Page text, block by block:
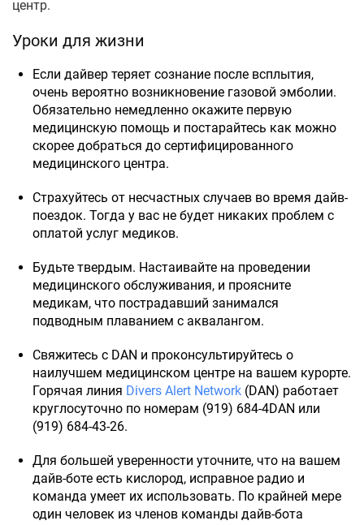
центр.
Уроки для жизни
Если дайвер теряет сознание после всплытия,
очень вероятно возникновение газовой эмболии.
Обязательно немедленно окажите первую
медицинскую помощь и постарайтесь как можно
скорее добраться до сертифицированного
медицинского центра.
Страхуйтесь от несчастных случаев во время дайв-
поездок. Тогда у вас не будет никаких проблем с
оплатой услуг медиков.
Будьте твердым. Настаивайте на проведении
медицинского обслуживания, и проясните
медикам, что пострадавший занимался
подводным плаванием с аквалангом.
Свяжитесь с DAN и проконсультируйтесь о
наилучшем медицинском центре на вашем курорте.
Горячая линия Divers Alert Network (DAN) работает
круглосуточно по номерам (919) 684-4DAN или
(919) 684-43-26.
Для большей уверенности уточните, что на вашем
дайв-боте есть кислород, исправное радио и
команда умеет их использовать. По крайней мере
один человек из членов команды дайв-бота